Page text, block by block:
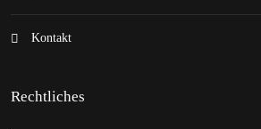
Kontakt
Rechtliches